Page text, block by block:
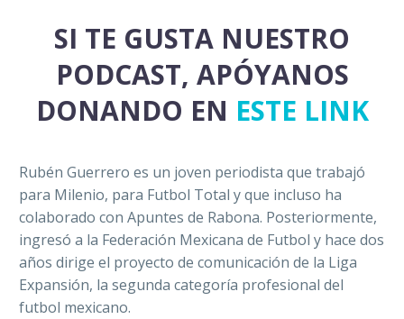
SI TE GUSTA NUESTRO
PODCAST, APÓYANOS
DONANDO EN ESTE LINK
Rubén Guerrero es un joven periodista que trabajó
para Milenio, para Futbol Total y que incluso ha
colaborado con Apuntes de Rabona. Posteriormente,
ingresó a la Federación Mexicana de Futbol y hace dos
años dirige el proyecto de comunicación de la Liga
Expansión, la segunda categoría profesional del
futbol mexicano.